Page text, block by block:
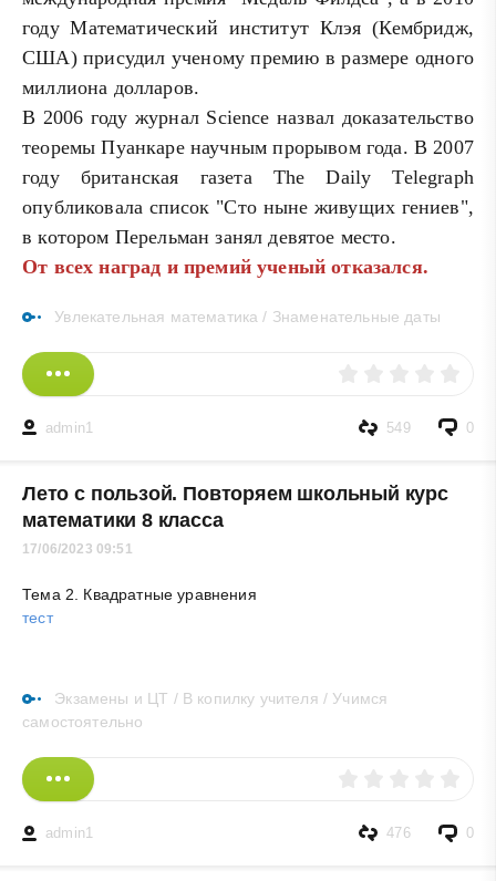
году Математический институт Клэя (Кембридж,
США) присудил ученому премию в размере одного
миллиона долларов.
В 2006 году журнал Science назвал доказательство
теоремы Пуанкаре научным прорывом года. В 2007
году британская газета The Daily Telegraph
опубликовала список "Сто ныне живущих гениев",
в котором Перельман занял девятое место.
От всех наград и премий ученый отказался.
Увлекательная математика / Знаменательные даты
admin1 0
549
Лето с пользой. Повторяем школьный курс
математики 8 класса
17/06/2023 09:51
Тема 2. Квадратные уравнения
тест
Экзамены и ЦТ / В копилку учителя / Учимся
самостоятельно
admin1 0
476